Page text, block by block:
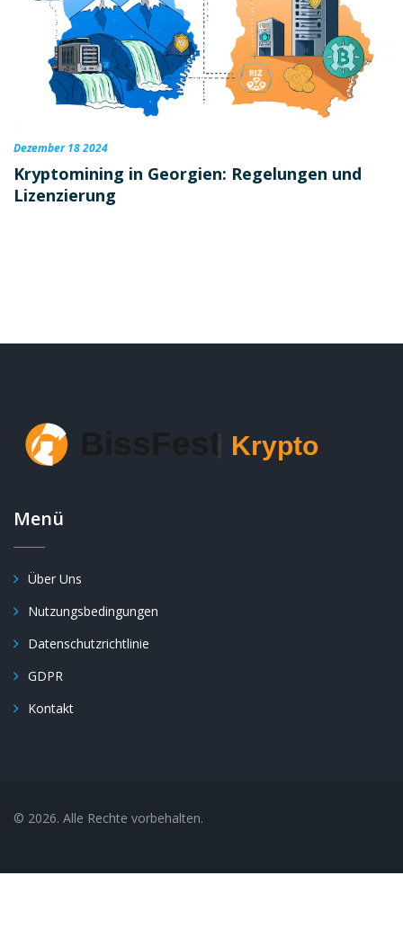
Dezember 18 2024
Kryptomining in Georgien: Regelungen und
Lizenzierung
Menü
Über Uns
Nutzungsbedingungen
Datenschutzrichtlinie
GDPR
Kontakt
© 2026. Alle Rechte vorbehalten.